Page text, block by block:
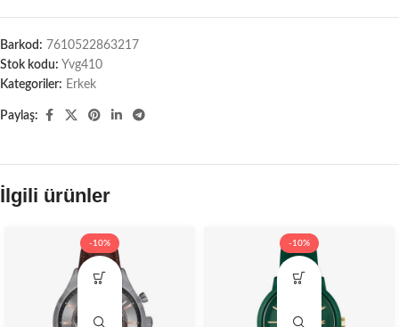
Barkod: 7610522863217
Stok kodu: Yvg410
Kategoriler: Erkek
Paylaş:
İlgili ürünler
-10% -10%